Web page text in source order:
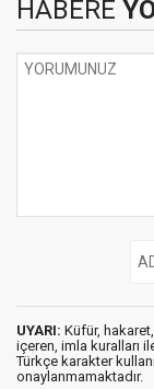
HABERE
UYARI: Küfür,
içeren, imla kuralları
Türkçe karakter
onaylanmamaktadır.